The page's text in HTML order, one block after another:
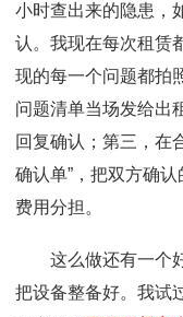
小时查出来的隐患，
认。我现在每次租赁
现的每一个问题都拍
问题清单当场发给出
回复确认；第三，在
确认单”，把双方确
费用分担。
这么做还有一个
把设备整备好。我试